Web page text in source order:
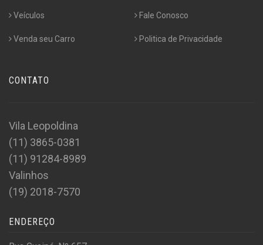
Veículos
Venda seu Carro
Fale Conosco
Politica de Privacidade
CONTATO
Vila Leopoldina
(11) 3865-0381
(11) 91284-8989
Valinhos
(19) 2018-7570
ENDEREÇO